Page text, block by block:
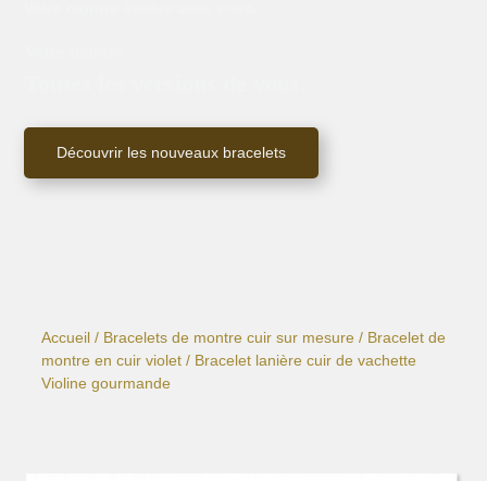
Découvrir les nouveaux bracelets
Accueil / Bracelets de montre cuir sur mesure / Bracelet de
montre en cuir violet / Bracelet lanière cuir de vachette
Violine gourmande